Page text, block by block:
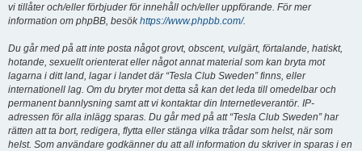
vi tillåter och/eller förbjuder för innehåll och/eller uppförande. För mer
information om phpBB, besökhttps://www.phpbb.com/.
Du går med på att inte posta något grovt, obscent, vulgärt, förtalande, hatiskt,
hotande, sexuellt orienterat eller något annat material som kan bryta mot
lagarna i ditt land, lagar i landet där “Tesla Club Sweden” finns, eller
internationell lag. Om du bryter mot detta så kan det leda till omedelbar och
permanent bannlysning samt att vi kontaktar din Internetleverantör. IP-
adressen för alla inlägg sparas. Du går med på att “Tesla Club Sweden” har
rätten att ta bort, redigera, flytta eller stänga vilka trådar som helst, när som
helst. Som användare godkänner du att all information du skriver in sparas i en